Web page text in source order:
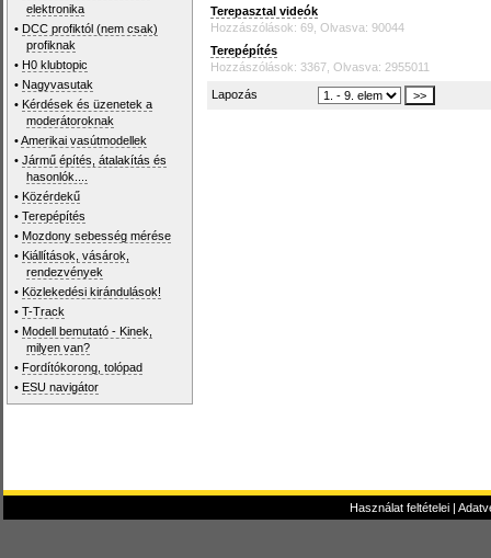
elektronika
• DCC profiktól (nem csak)
profiknak
• H0 klubtopic
• Nagyvasutak
• Kérdések és üzenetek a
moderátoroknak
•Amerikai vasútmodellek
•Jármű építés, átalakítás és
hasonlók....
• Közérdekű
•Terepépítés
• Mozdony sebesség mérése
• Kiállítások, vásárok,
rendezvények
• Közlekedési kirándulások!
•T-Track
• Modell bemutató - Kinek,
milyen van?
• Fordítókorong, tolópad
• ESU navigátor
Terepasztal videók
Hozzászólások: 69, Olvasva: 90044
Terepépítés
Hozzászólások: 3367, Olvasva: 2955011
Lapozás
Használat feltételei|